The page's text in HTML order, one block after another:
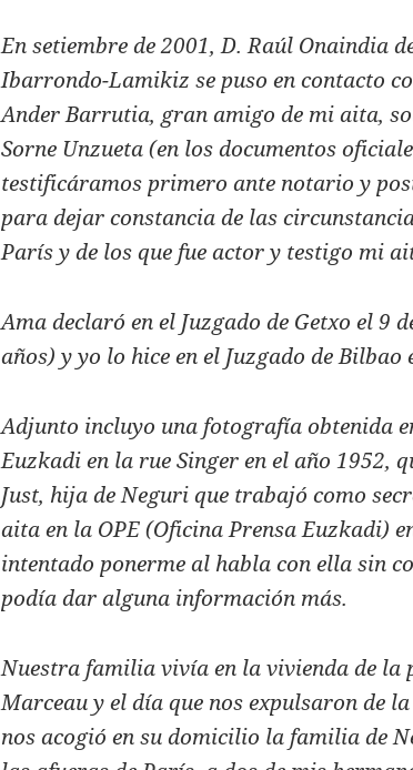
En setiembre de 2001, D. Raúl Onaindia
Ibarrondo-Lamikiz se puso en contacto
Ander Barrutia, gran amigo de mi aita,
Sorne Unzueta (en los documentos
testificáramos primero ante notario y
para dejar constancia de las
París y de los que fue actor y testigo mi
Ama declaró en el Juzgado de Getxo el 9
años) y yo lo hice en el Juzgado de Bilbao
Adjunto incluyo una fotografía obtenida
Euzkadi en la rue Singer en el año 1952,
Just, hija de Neguri que trabajó como
aita en la OPE (Oficina Prensa Euzkadi)
intentado ponerme al habla con ella sin
podía dar alguna información más.
Nuestra familia vivía en la vivienda de la
Marceau y el día que nos expulsaron de
nos acogió en su domicilio la familia de